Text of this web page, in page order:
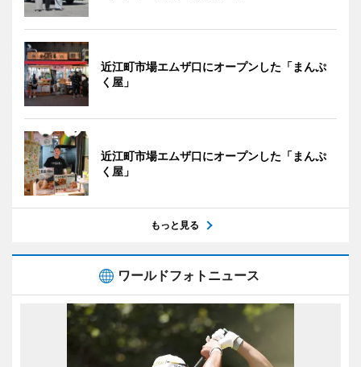
近江町市場エムザ口にオープンした「まんぷ
く屋」
近江町市場エムザ口にオープンした「まんぷ
く屋」
もっと見る
ワールドフォトニュース